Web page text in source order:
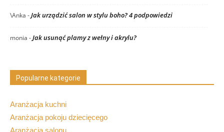
\Anka -Jak urządzić salon w stylu boho? 4 podpowiedzi
monia -Jak usunąć plamy z wełny i akrylu?
Popularne kategorie
Aranżacja kuchni
Aranżacja pokoju dziecięcego
Aranżacja salonu